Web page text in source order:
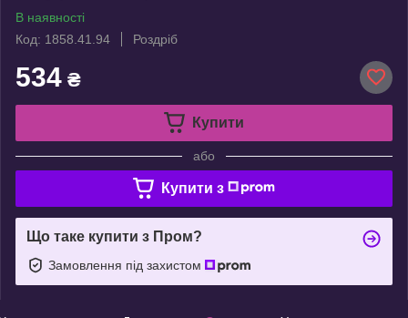
В наявності
Код: 1858.41.94
Роздріб
534 ₴
Купити
або
Купити з
Що таке купити з Пром?
Замовлення під захистом